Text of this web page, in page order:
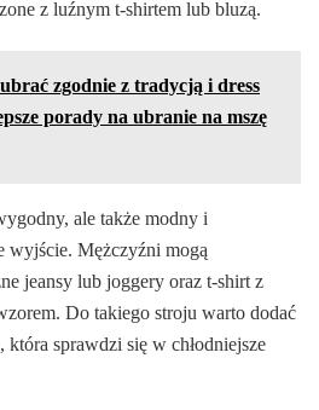
z luźnym t-shirtem lub bluzą.
zgodnie z tradycją i dress
porady na ubranie na mszę
ale także modny i
wyjście. Mężczyźni mogą
jeansy lub joggery oraz t-shirt z
Do takiego stroju warto dodać
sprawdzi się w chłodniejsze